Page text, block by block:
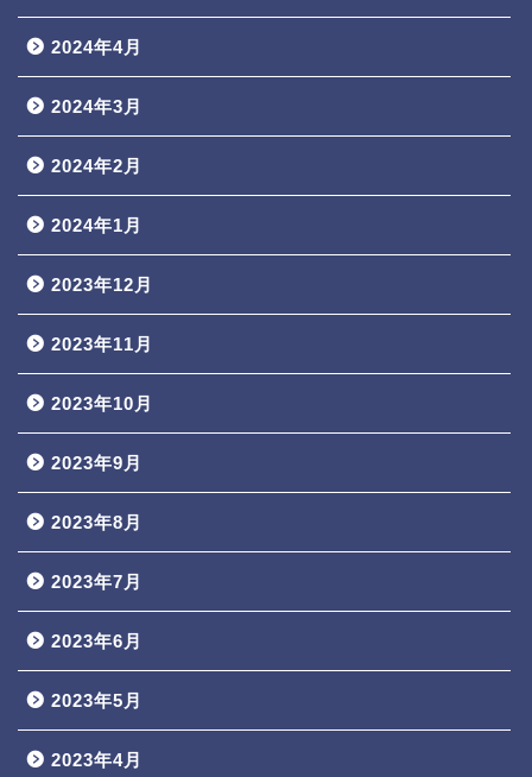
2024年4月
2024年3月
2024年2月
2024年1月
2023年12月
2023年11月
2023年10月
2023年9月
2023年8月
2023年7月
2023年6月
2023年5月
2023年4月